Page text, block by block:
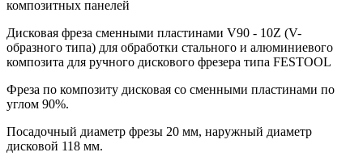
Дисковая фреза сменными пластинами V90 - 10Z (V-
образного типа) для обработки стального и алюминиевого
композита для ручного дискового фрезера типа FESTOOL
Фреза по композиту дисковая со сменными пластинами по
углом 90%.
Посадочный диаметр фрезы 20 мм, наружный диаметр
дисковой 118 мм.